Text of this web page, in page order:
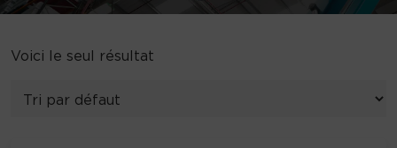
Voici le seul résultat